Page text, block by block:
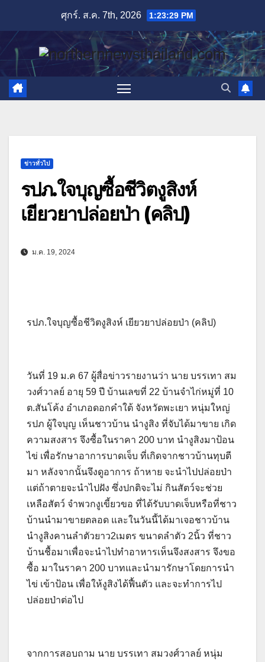
content
ศุกร์. ส.ค. 7th, 2026 1:23:30 PM
ข่าวทั่วไป
รปภ.ใจบุญซื้อชีวิตงูสิงห์
เยียวยาปล่อยป่า (คลิป)
ม.ค. 19, 2024
รปภ.ใจบุญซื้อชีวิตงูสิงห์ เยียวยาปล่อยป่า (คลิป)
วันที่ 19 ม.ค 67 ผู้สื่อข่าวรายงานว่า นาย บรรเทา สม
วงศ์วาลย์ อายุ 59 ปี บ้านเลขที่ 22 บ้านจำไก่หมู่ที่ 10
ต.สันโค้ง อำเภอดอกคำใต้ จังหวัดพะเยา หนุ่มใหญ่
รปภ ผู้ใจบุญ เห็นชาวบ้าน นำงูสิง ที่จับได้มาขาย เกิด
ความสงสาร จึงซื้อในราคา 200 บาท นำงูสิงมาป้อน
ไข่ เพื่อรักษาอาการบาดเจ็บ ที่เกิดจากชาวบ้านทุบตี
มา หลังจากนั้นจึงดูอาการ ถ้าหาย จะนำไปปล่อยป่า
แต่ถ้าตายจะนำไปฝัง ซึ่งปกติจะไม่ กินสัตว์จะช่วย
เหลือสัตว์ จำพวกงูเขี้ยวขอ ที่ได้รับบาดเจ็บหรือที่ชาว
บ้านนำมาขายตลอด และในวันนี้ได้มาเจอชาวบ้าน
นำงูสิงคานลำตัวยาว2เมตร ขนาดลำตัว 2นิ้ว ที่ชาว
บ้านชื้อมาเพื่อจะนำไปทำอาหารเห็นจึงสงสาร จึงขอ
ซื้อ มาในราคา 200 บาทและนำมารักษาโดยการนำ
ไข่ เข้าป้อน เพื่อให้งูสิงได้ฟื้นตัว และจะทำการไป
ปล่อยป่าต่อไป
จากการสอบถาม นาย บรรเทา สมวงศ์วาลย์ หนุ่ม